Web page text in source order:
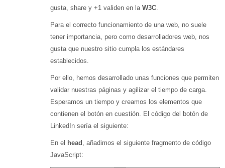
gusta, share y +1 validen en la W3C.
Para el correcto funcionamiento de una web, no suele
tener importancia, pero como desarrolladores web, nos
gusta que nuestro sitio cumpla los estándares
establecidos.
Por ello, hemos desarrollado unas funciones que permiten
validar nuestras páginas y agilizar el tiempo de carga.
Esperamos un tiempo y creamos los elementos que
contienen el botón en cuestión. El código del botón de
LinkedIn sería el siguiente:
En el head , añadimos el siguiente fragmento de código
JavaScript: